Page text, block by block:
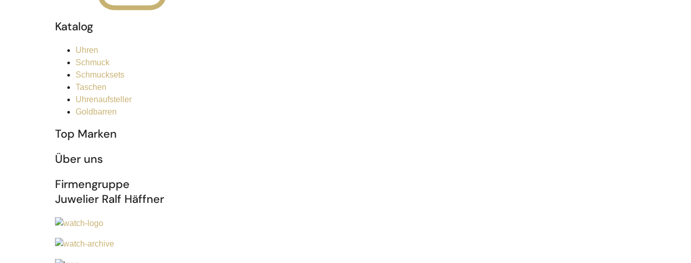
Katalog
Uhren
Schmuck
Schmucksets
Taschen
Uhrenaufsteller
Goldbarren
Top Marken
Über uns
Firmengruppe
Juwelier Ralf Häffner